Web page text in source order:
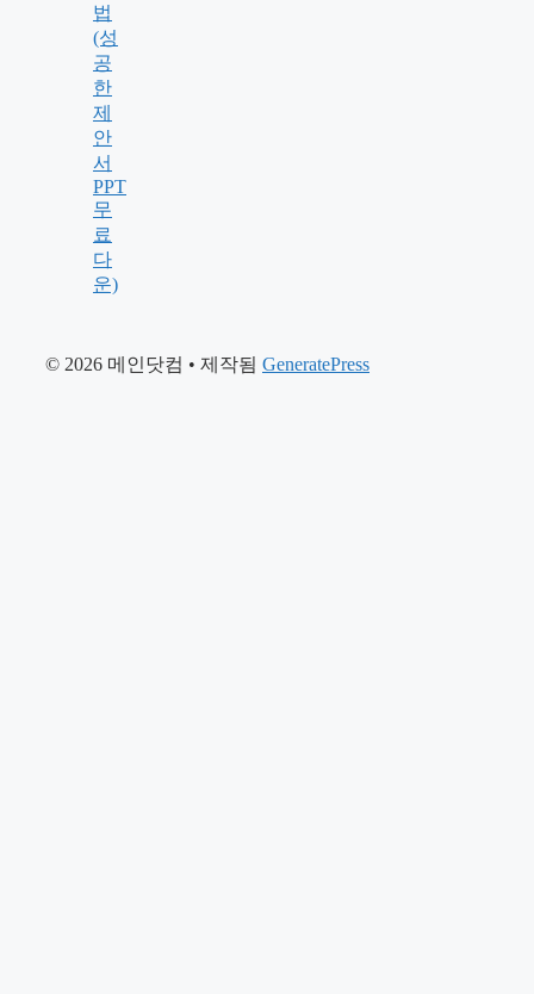
법
(성
공
한
제
안
서
PPT
무
료
다
운)
© 2026 메인닷컴 • 제작됨 GeneratePress